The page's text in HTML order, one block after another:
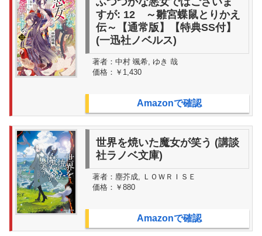
すが: 12 ～雛宮蝶鼠とりかえ
伝～【通常版】【特典SS付】
(一迅社ノベルス)
著者： 中村 颯希, ゆき 哉
価格： ￥1,430
Amazonで確認
世界を焼いた魔女が笑う (講談
社ラノベ文庫)
著者： 塵芥成, ＬＯＷＲＩＳＥ
価格： ￥880
Amazonで確認